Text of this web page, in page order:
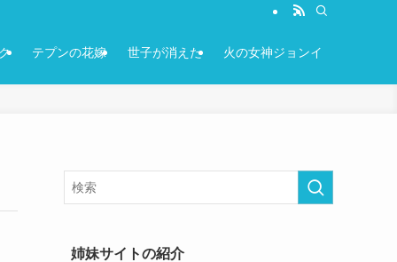
テプンの花嫁 世子が消えた 火の女神ジョンイ
姉妹サイトの紹介